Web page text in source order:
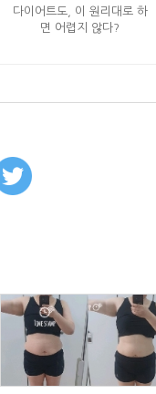
다이어트도, 이 원리대로 하
면 어렵지 않다?